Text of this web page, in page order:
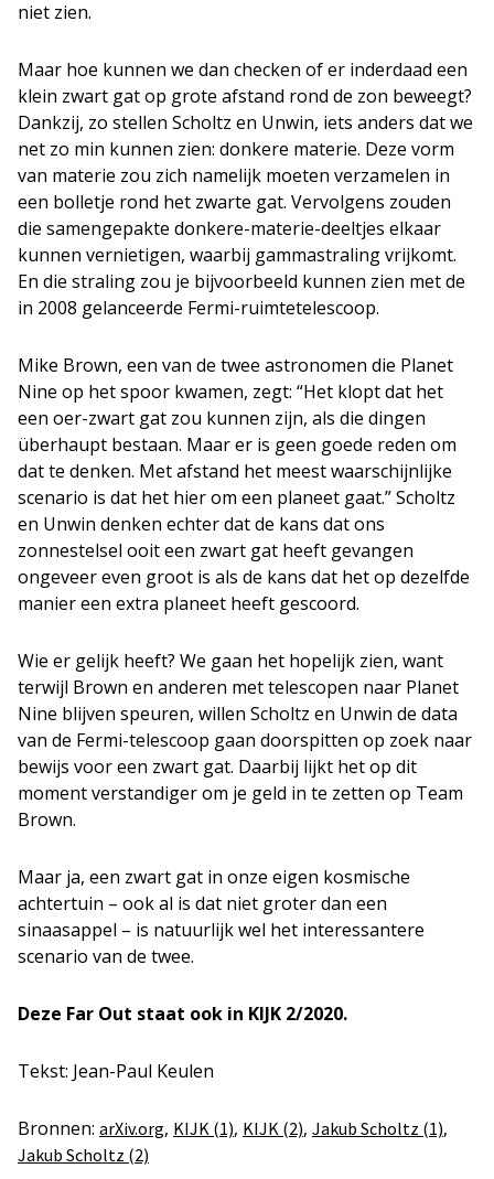
niet zien.
Maar hoe kunnen we dan checken of er inderdaad een
klein zwart gat op grote afstand rond de zon beweegt?
Dankzij, zo stellen Scholtz en Unwin, iets anders dat we
net zo min kunnen zien: donkere materie. Deze vorm
van materie zou zich namelijk moeten verzamelen in
een bolletje rond het zwarte gat. Vervolgens zouden
die samengepakte donkere-materie-deeltjes elkaar
kunnen vernietigen, waarbij gammastraling vrijkomt.
En die straling zou je bijvoorbeeld kunnen zien met de
in 2008 gelanceerde Fermi-ruimtetelescoop.
Mike Brown, een van de twee astronomen die Planet
Nine op het spoor kwamen, zegt: “Het klopt dat het
een oer-zwart gat zou kunnen zijn, als die dingen
überhaupt bestaan. Maar er is geen goede reden om
dat te denken. Met afstand het meest waarschijnlijke
scenario is dat het hier om een planeet gaat.” Scholtz
en Unwin denken echter dat de kans dat ons
zonnestelsel ooit een zwart gat heeft gevangen
ongeveer even groot is als de kans dat het op dezelfde
manier een extra planeet heeft gescoord.
Wie er gelijk heeft? We gaan het hopelijk zien, want
terwijl Brown en anderen met telescopen naar Planet
Nine blijven speuren, willen Scholtz en Unwin de data
van de Fermi-telescoop gaan doorspitten op zoek naar
bewijs voor een zwart gat. Daarbij lijkt het op dit
moment verstandiger om je geld in te zetten op Team
Brown.
Maar ja, een zwart gat in onze eigen kosmische
achtertuin – ook al is dat niet groter dan een
sinaasappel – is natuurlijk wel het interessantere
scenario van de twee.
Deze Far Out staat ook in KIJK 2/2020.
Tekst: Jean-Paul Keulen
Bronnen: arXiv.org, KIJK (1), KIJK (2), Jakub Scholtz (1),
Jakub Scholtz (2)